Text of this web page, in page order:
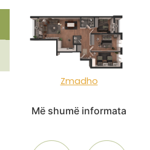
Zmadho
Më shumë informata